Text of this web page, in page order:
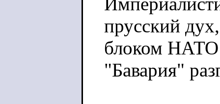
прусский
блоком НАТО
"Бавария"